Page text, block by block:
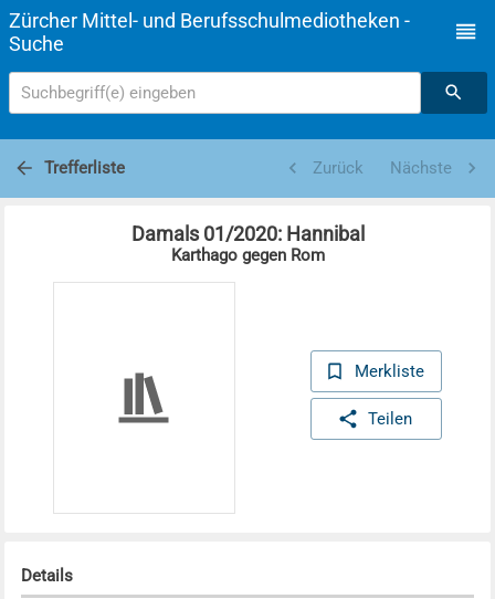
Zürcher Mittel- und Berufsschulmediotheken -
Suche
Suchbegriff(e) eingeben
Trefferliste Zurück Nächste
Damals 01/2020: Hannibal
Karthago gegen Rom
Merkliste
Teilen
Details